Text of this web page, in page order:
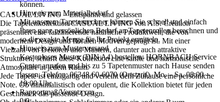
können.
Hinweis zum Materialbedarf
Mit unserem Tapetenrechner können Sie schnell und einfach
Ihren ganz persönlichen Bedarf an Tapetenrollen berechnen und
so die exakte Menge für Ihr Projekt ermitteln.
Hinweis zum Musterversand
Kostenloses Muster (DIN A4) bestellen: HORNBACH Service
Center anrufen und bis zu 5 Tapetenmuster nach Hause senden
lassen. Telefon: 06348 60-6070 (Ortstarif). Mo. – Sa. 08:00 –
19:00 Uhr
Rapportmaß/Versatz cm
CASUAL LIVING – Entspannt und gelassen
Die Tapetenkollektion CASUAL LIVING von A.S. Création
präsentiert eine faszinierende natürliche Produktwelt, die von
modernem Design und floralen Motiven geprägt ist. Mit einer
Vielzahl von Dekoren und Mustern, darunter auch attraktive
Strukturen, schafft diese Kollektion eine sanfte und harmonische
Atmosphäre in jedem Raum.
Jede Tapete ist einzigartig und verleiht dem Zuhause eine persönliche
Note. Ob minimalistisch oder opulent, die Kollektion bietet für jeden
Geschmack das passende Design.